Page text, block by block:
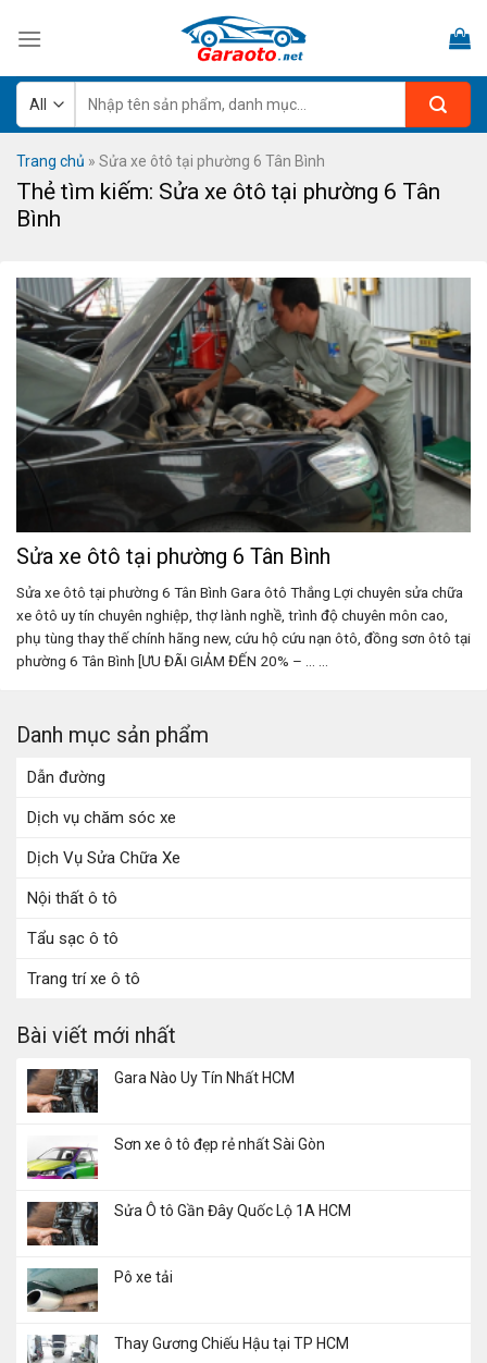
kiếm:
Trang chủ » Sửa xe ôtô tại phường 6 Tân Bình
Thẻ tìm kiếm: Sửa xe ôtô tại phường 6 Tân
Bình
Danh mục sản phẩm
Dẫn đường
Dịch vụ chăm sóc xe
Dịch Vụ Sửa Chữa Xe
Nội thất ô tô
Tẩu sạc ô tô
Trang trí xe ô tô
Bài viết mới nhất
Gara Nào Uy Tín Nhất HCM
Sơn xe ô tô đẹp rẻ nhất Sài Gòn
Sửa Ô tô Gần Đây Quốc Lộ 1A HCM
Pô xe tải
Thay Gương Chiếu Hậu tại TP HCM
Sửa xe ôtô tại phường 6 Tân Bình
Sửa xe ôtô tại phường 6 Tân Bình Gara ôtô Thắng Lợi chuyên sửa chữa
xe ôtô uy tín chuyên nghiệp, thợ lành nghề, trình độ chuyên môn cao,
phụ tùng thay thế chính hãng new, cứu hộ cứu nạn ôtô, đồng sơn ôtô tại
phường 6 Tân Bình [ƯU ĐÃI GIẢM ĐẾN 20% – ... ...